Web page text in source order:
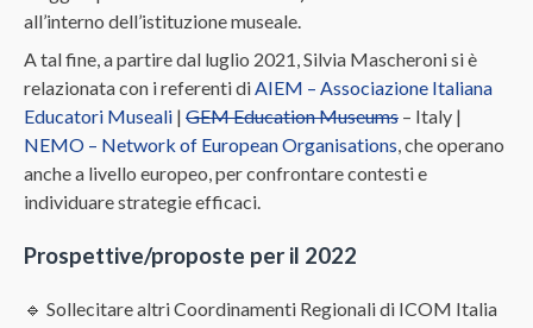
all’interno dell’istituzione museale.
A tal fine, a partire dal luglio 2021, Silvia Mascheroni si è
relazionata con i referenti diAIEM – Associazione Italiana
Educatori Museali | GEM Education Museums – Italy |
NEMO – Network of European Organisations, che operano
anche a livello europeo, per confrontare contesti e
individuare strategie efficaci.
Prospettive/proposte per il 2022
🔹 Sollecitare altri Coordinamenti Regionali di ICOM Italia